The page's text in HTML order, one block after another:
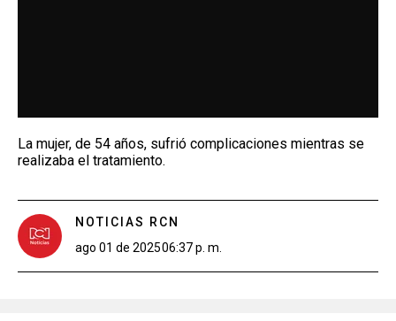
La mujer, de 54 años, sufrió complicaciones mientras se
realizaba el tratamiento.
NOTICIAS RCN
ago 01 de 202506:37 p. m.